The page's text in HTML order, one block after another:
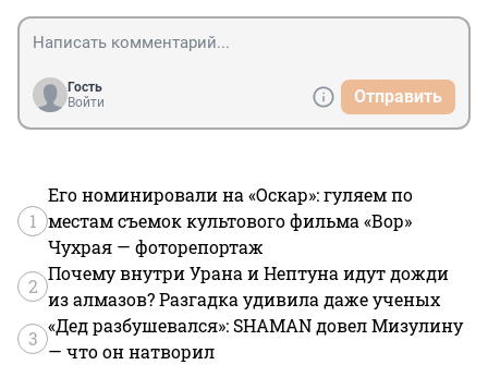
Гость
Войти
Отправить
1
Его номинировали на «Оскар»: гуляем по
местам съемок культового фильма «Вор»
Чухрая — фоторепортаж
2
Почему внутри Урана и Нептуна идут дожди
из алмазов? Разгадка удивила даже ученых
3
«Дед разбушевался»: SHAMAN довел Мизулину
— что он натворил